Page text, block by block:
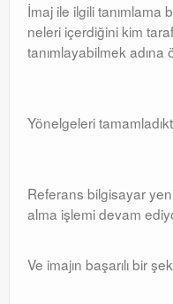
İmaj ile ilgili tanımlama
neleri içerdiğini kim
tanımlayabilmek adına
Yönelgeleri
Referans bilgisayar
alma işlemi devam
Ve imajın başarılı bir